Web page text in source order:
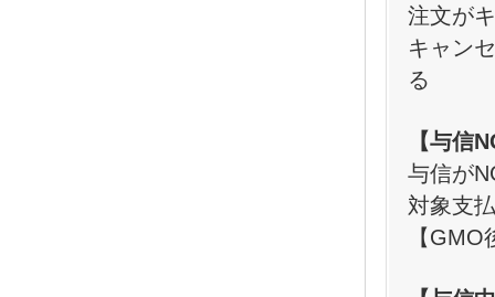
注文が
キャン
る
【与信
与信が
対象支
【